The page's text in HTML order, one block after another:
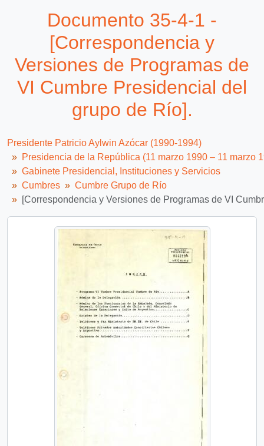
85 más...
Documento 35-4-1 -
[Correspondencia y
Versiones de Programas de
VI Cumbre Presidencial del
grupo de Río].
Presidente Patricio Aylwin Azócar (1990-1994)
Presidencia de la República (11 marzo 1990 – 11 marzo
Gabinete Presidencial, Instituciones y Servicios
Cumbres
Cumbre Grupo de Río
[Correspondencia y Versiones de Programas de VI